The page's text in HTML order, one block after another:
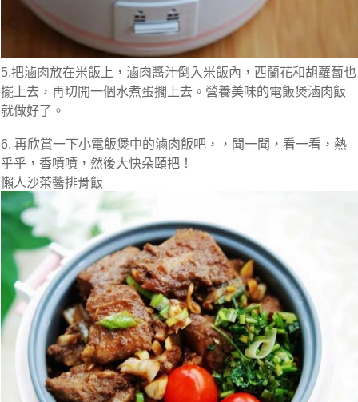
5.把滷肉放在米飯上，滷肉醬汁倒入米飯內，西蘭花和胡蘿蔔也
擺上去，再切開一個水煮蛋擱上去。營養美味的電飯煲滷肉飯
就做好了。
6. 再欣賞一下小電飯煲中的滷肉飯吧，，聞一聞，看一看，熱
乎乎，香噴噴，然後大快朵頤把！
懶人沙茶醬排骨飯